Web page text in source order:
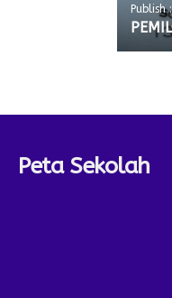
Publish
Peta Sekolah